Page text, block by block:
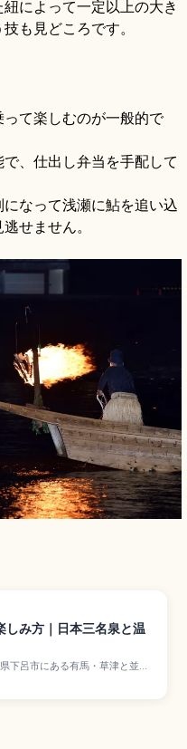
によって一定以上の大き
も見どころです。
て楽しむのが一般的で
、仕出し弁当を手配して
なって浅瀬に鮎を追い込
せません。
しみ方｜日本三名泉と温
下呂市にある有馬・草津と並ぶ
つで、室町時代の万里集九と江
著書で称えた名湯です。アルカ